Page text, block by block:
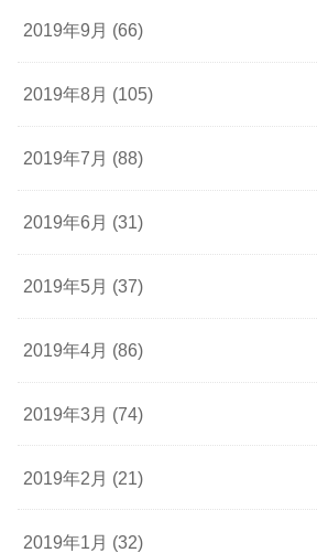
2019年9月 (66)
2019年8月 (105)
2019年7月 (88)
2019年6月 (31)
2019年5月 (37)
2019年4月 (86)
2019年3月 (74)
2019年2月 (21)
2019年1月 (32)